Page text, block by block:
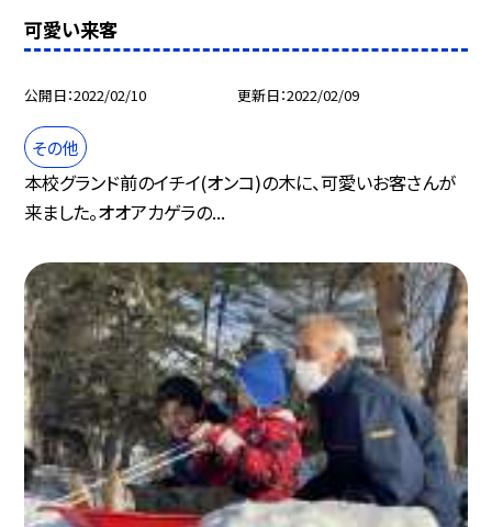
可愛い来客
公開日 2022/02/10 更新日 2022/02/09
その他
本校グランド前のイチイ(オンコ)の木に、可愛いお客さんが
来ました。オオアカゲラの...